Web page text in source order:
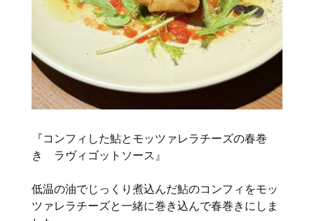
『コンフィした鮎とモッツァレラチーズの春巻
き ラヴィゴットソース』
低温の油でじっくり煮込んだ鮎のコンフィをモッ
ツァレラチーズと一緒に巻き込んで春巻きにしま